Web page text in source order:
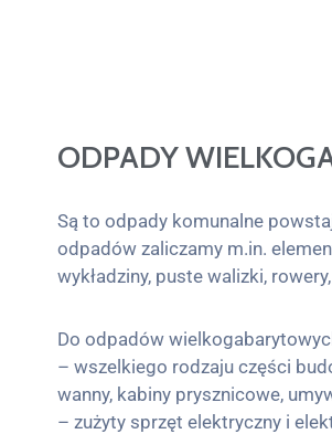
ODPADY
Są to odpady komunalne
odpadów zaliczamy m.in.
wykładziny, puste walizki,
Do odpadów
– wszelkiego rodzaju części
wanny, kabiny prysznicowe,
– zużyty sprzęt elektryczny i